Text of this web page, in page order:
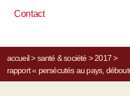
Contact
accueil> santé & société> 2017>
rapport « persécutés au pays,